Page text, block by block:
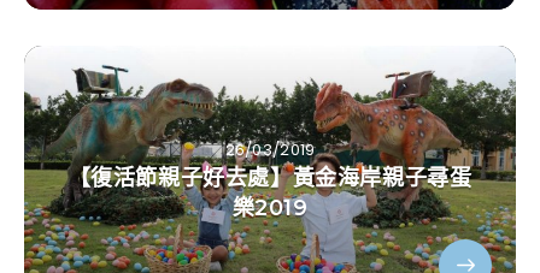
26/03/2019
【復活節親子好去處】黃金海岸親子尋蛋
樂2019